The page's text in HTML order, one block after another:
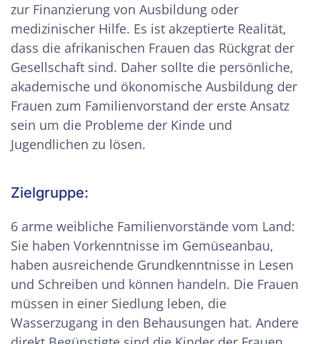
zur Finanzierung von Ausbildung oder
medizinischer Hilfe. Es ist akzeptierte Realität,
dass die afrikanischen Frauen das Rückgrat der
Gesellschaft sind. Daher sollte die persönliche,
akademische und ökonomische Ausbildung der
Frauen zum Familienvorstand der erste Ansatz
sein um die Probleme der Kinde und
Jugendlichen zu lösen.
Zielgruppe:
6 arme weibliche Familienvorstände vom Land:
Sie haben Vorkenntnisse im Gemüseanbau,
haben ausreichende Grundkenntnisse in Lesen
und Schreiben und können handeln. Die Frauen
müssen in einer Siedlung leben, die
Wasserzugang in den Behausungen hat. Andere